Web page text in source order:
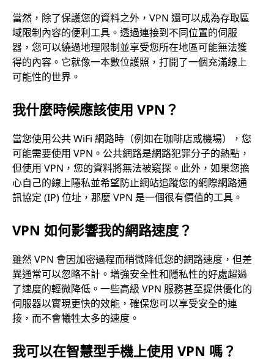
當然，除了保護您的資料之外，VPN 還可以成為存取區
域限制內容的便利工具。透過連接到不同位置的伺服
器，您可以繞過地理限制並享受您所在地區可能無法獲
得的內容。它就像一本數位護照，打開了一個充滿線上
可能性的世界。
我什麼時候應該使用 VPN？
當您使用公共 WiFi 網路時（例如在咖啡店或機場），您
可能需要使用 VPN。公共網路是網路犯罪分子的熱點，
但使用 VPN，您的資料將無法被窺探。此外，如果您擔
心自己的線上隱私並希望防止網站追蹤您的網際網路通
訊協定 (IP) 位址，那麼 VPN 是一個很有價值的工具。
VPN 如何影響我的網路速度？
雖然 VPN 會因加密過程而稍微降低您的網路速度，但差
異通常可以忽略不計。增強安全性和隱私性的好處超過
了速度的輕微降低。一些高級 VPN 服務甚至提供優化的
伺服器以實現更快的效能，確保您可以享受安全的連
接，而不會犧牲太多的速度。
我可以在智慧型手機上使用 VPN 嗎？